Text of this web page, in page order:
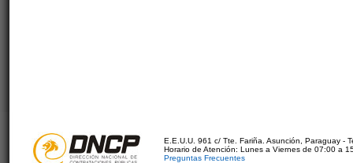
E.E.U.U. 961 c/ Tte. Fariña. Asunción, Paraguay -
Horario de Atención: Lunes a Viernes de 07:00 a
Preguntas Frecuentes